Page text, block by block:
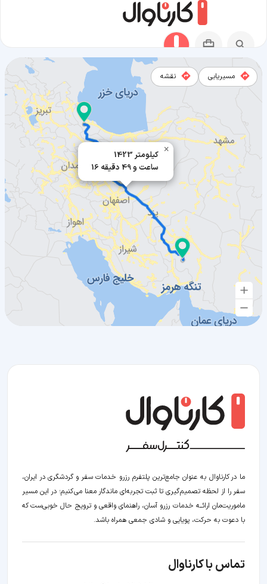
1423 کیلومتر
16 ساعت و 49 دقیقه
×
مسیریابی نقشه
مسیر فومن به بافت
ما در کارناوال به عنوان جامع‌ترین پلتفرم رزرو خدمات سفر و گردشگری در ایران،
سفر را از لحظه‌ تصمیم‌گیری تا ثبت تجربه‌ای ماندگار معنا می‌کنیم؛ در این مسیر‍
ماموریت‌مان اراﺋــﻪ خدمات رزرو آسان، راهنمای واقعی و ترویج حال خوبی‌ست که
با دعوت به حرکت، پویایی و شادی جمعی همراه باشد.
تماس با کارناوال